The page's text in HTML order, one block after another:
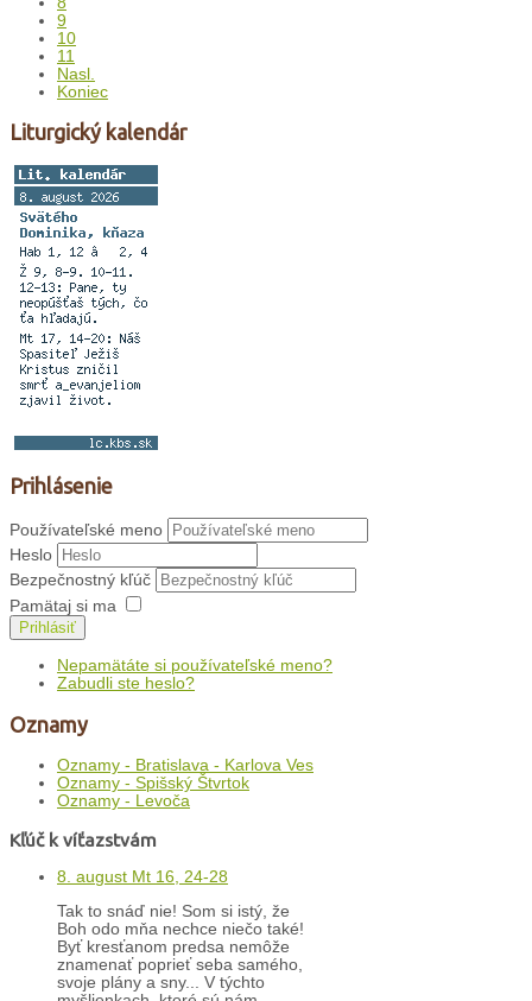
9
10
11
Nasl.
Koniec
Liturgický kalendár
Prihlásenie
Používateľské meno
Heslo
Bezpečnostný kľúč
Pamätaj si ma
Prihlásiť
Nepamätáte si používateľské meno?
Zabudli ste heslo?
Oznamy
Oznamy - Bratislava - Karlova Ves
Oznamy - Spišský Štvrtok
Oznamy - Levoča
Kľúč k víťazstvám
8. august Mt 16, 24-28
Tak to snáď nie! Som si istý, že
Boh odo mňa nechce niečo také!
Byť kresťanom predsa nemôže
znamenať poprieť seba samého,
svoje plány a sny... V týchto